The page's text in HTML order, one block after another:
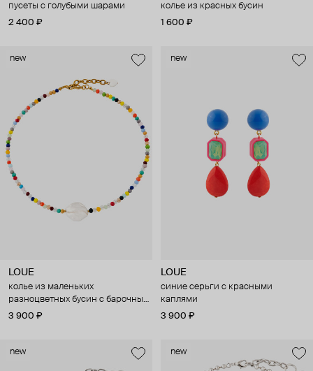
пусеты с голубыми шарами
2 400 ₽
колье из красных бусин
1 600 ₽
new
LOUE
колье из маленьких
разноцветных бусин с барочным
жемчугом
3 900 ₽
new
LOUE
синие серьги с красными
каплями
3 900 ₽
new new